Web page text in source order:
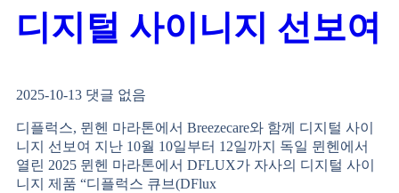
디지털 사이니지 선보여
2025-10-13 댓글 없음
디플럭스, 뮌헨 마라톤에서 Breezecare와 함께 디지털 사이
니지 선보여 지난 10월 10일부터 12일까지 독일 뮌헨에서
열린 2025 뮌헨 마라톤에서 DFLUX가 자사의 디지털 사이
니지 제품 “디플럭스 큐브(DFlux